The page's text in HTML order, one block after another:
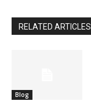
RELATED ARTICLES
Blog